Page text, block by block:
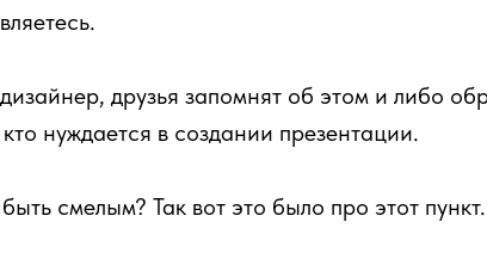
друзья запомнят об этом и либо
нуждается в создании презентации.
смелым? Так вот это было про этот пункт.